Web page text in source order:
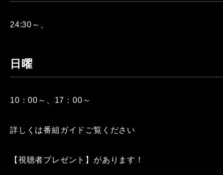
24:30～、
日曜
10：00～、17：00～
詳しくは番組ガイドご覧ください
【視聴者プレゼント】があります！